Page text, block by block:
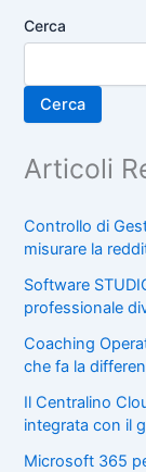
Cerca
Cerca
Articoli
Controllo di
misurare la
Software
professionale
Coaching
che fa la
Il Centralino
integrata con il
Microsoft 365